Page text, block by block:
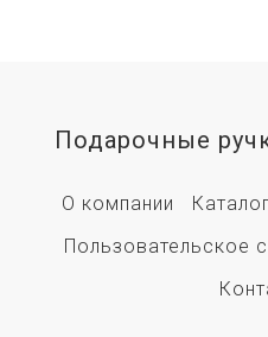
Подарочные
О компании
Пользовательское